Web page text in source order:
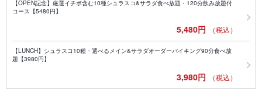
【OPEN記念】厳選イチボ含む10種シュラスコ&サラダ食べ放題・120分飲み放題付
コース【5480円】
5,480円 （税込）
【LUNCH】シュラスコ10種・選べるメイン&サラダオーダーバイキング90分食べ放
題【3980円】
3,980円 （税込）